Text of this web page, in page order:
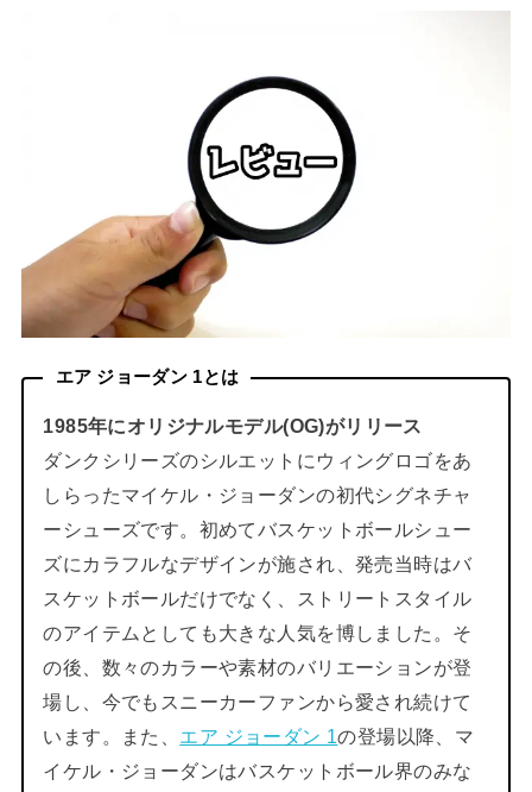
エア ジョーダン 1とは
1985年にオリジナルモデル(OG)がリリース
ダンクシリーズのシルエットにウィングロゴをあ
しらったマイケル・ジョーダンの初代シグネチャ
ーシューズです。初めてバスケットボールシュー
ズにカラフルなデザインが施され、発売当時はバ
スケットボールだけでなく、ストリートスタイル
のアイテムとしても大きな人気を博しました。そ
の後、数々のカラーや素材のバリエーションが登
場し、今でもスニーカーファンから愛され続けて
います。また、 エア ジョーダン 1の登場以降、マ
イケル・ジョーダンはバスケットボール界のみな